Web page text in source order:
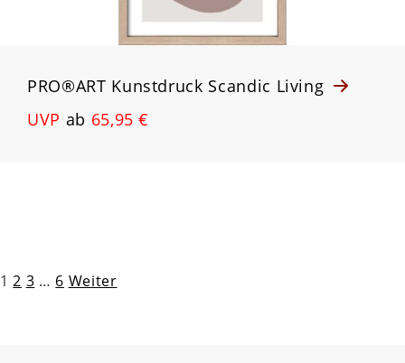
PRO®ART Kunstdruck Scandic Living
UVP ab 65,95 €
Seitennummerierung
der
1 2 3 … 6 Weiter